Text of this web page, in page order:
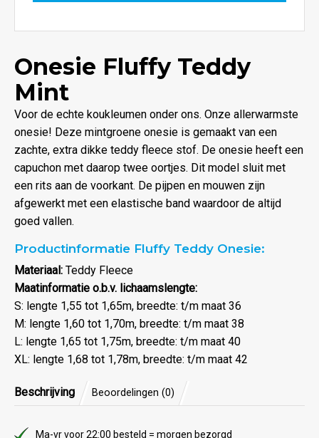
Onesie Fluffy Teddy
Mint
Voor de echte koukleumen onder ons. Onze allerwarmste
onesie! Deze mintgroene onesie is gemaakt van een
zachte, extra dikke teddy fleece stof. De onesie heeft een
capuchon met daarop twee oortjes. Dit model sluit met
een rits aan de voorkant. De pijpen en mouwen zijn
afgewerkt met een elastische band waardoor de altijd
goed vallen.
Productinformatie Fluffy Teddy Onesie:
Materiaal: Teddy Fleece
Maatinformatie o.b.v. lichaamslengte:
S: lengte 1,55 tot 1,65m, breedte: t/m maat 36
M: lengte 1,60 tot 1,70m, breedte: t/m maat 38
L: lengte 1,65 tot 1,75m, breedte: t/m maat 40
XL: lengte 1,68 tot 1,78m, breedte: t/m maat 42
Beschrijving Beoordelingen (0)
Ma-vr voor 22:00 besteld = morgen bezorgd